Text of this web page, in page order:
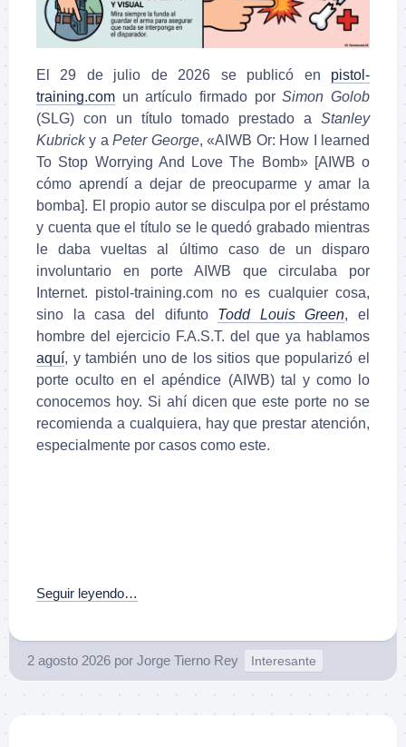
El 29 de julio de 2026 se publicó en pistol-
training.com un artículo firmado porSimon Golob
(SLG) con un título tomado prestado a Stanley
Kubricky aPeter George, «AIWB Or: How I learned
To Stop Worrying And Love The Bomb» [AIWB o
cómo aprendí a dejar de preocuparme y amar la
bomba]. El propio autor se disculpa por el préstamo
y cuenta que el título se le quedó grabado mientras
le daba vueltas al último caso de un disparo
involuntario en porte AIWB que circulaba por
Internet. pistol-training.com no es cualquier cosa,
sino la casa del difunto Todd Louis Green, el
hombre del ejercicio F.A.S.T. del que ya hablamos
aquí, y también uno de los sitios que popularizó el
porte oculto en el apéndice (AIWB) tal y como lo
conocemos hoy. Si ahí dicen que este porte no se
recomienda a cualquiera, hay que prestar atención,
especialmente por casos como este.
Seguir leyendo…
2 agosto 2026 por Jorge Tierno Rey Interesante